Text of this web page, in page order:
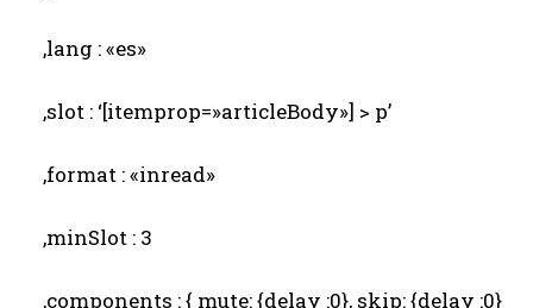
,lang : «es»
,slot : ‘[itemprop=»articleBody»] > p’
,format : «inread»
,minSlot : 3
,components : { mute: {delay :0}, skip: {delay :0}